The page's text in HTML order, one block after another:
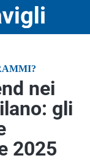
nei
gli
2025